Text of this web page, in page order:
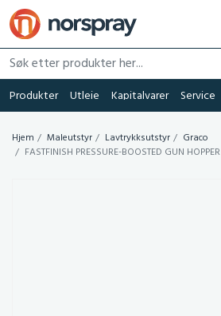
Søk etter produkter her...
Produkter Utleie Kapitalvarer Service
Hjem Maleutstyr Lavtrykksutstyr
Graco
FASTFINISH PRESSURE-BOOSTED GUN HOPPER